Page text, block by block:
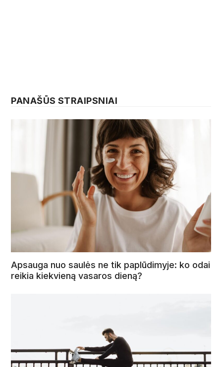
PANAŠŪS STRAIPSNIAI
Apsauga nuo saulės ne tik paplūdimyje: ko odai
reikia kiekvieną vasaros dieną?